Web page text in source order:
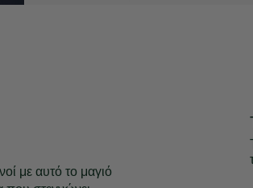
με αυτό το μαγιό